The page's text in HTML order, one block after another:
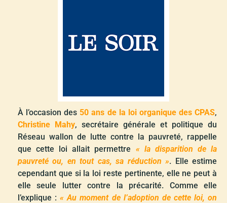
À l’occasion des 50 ans de la loi organique des CPAS,
Christine Mahy, secrétaire générale et politique du
Réseau wallon de lutte contre la pauvreté, rappelle
que cette loi allait permettre « la disparition de la
pauvreté ou, en tout cas, sa réduction ». Elle estime
cependant que si la loi reste pertinente, elle ne peut à
elle seule lutter contre la précarité. Comme elle
l’explique :« Au moment de l’adoption de cette loi, on